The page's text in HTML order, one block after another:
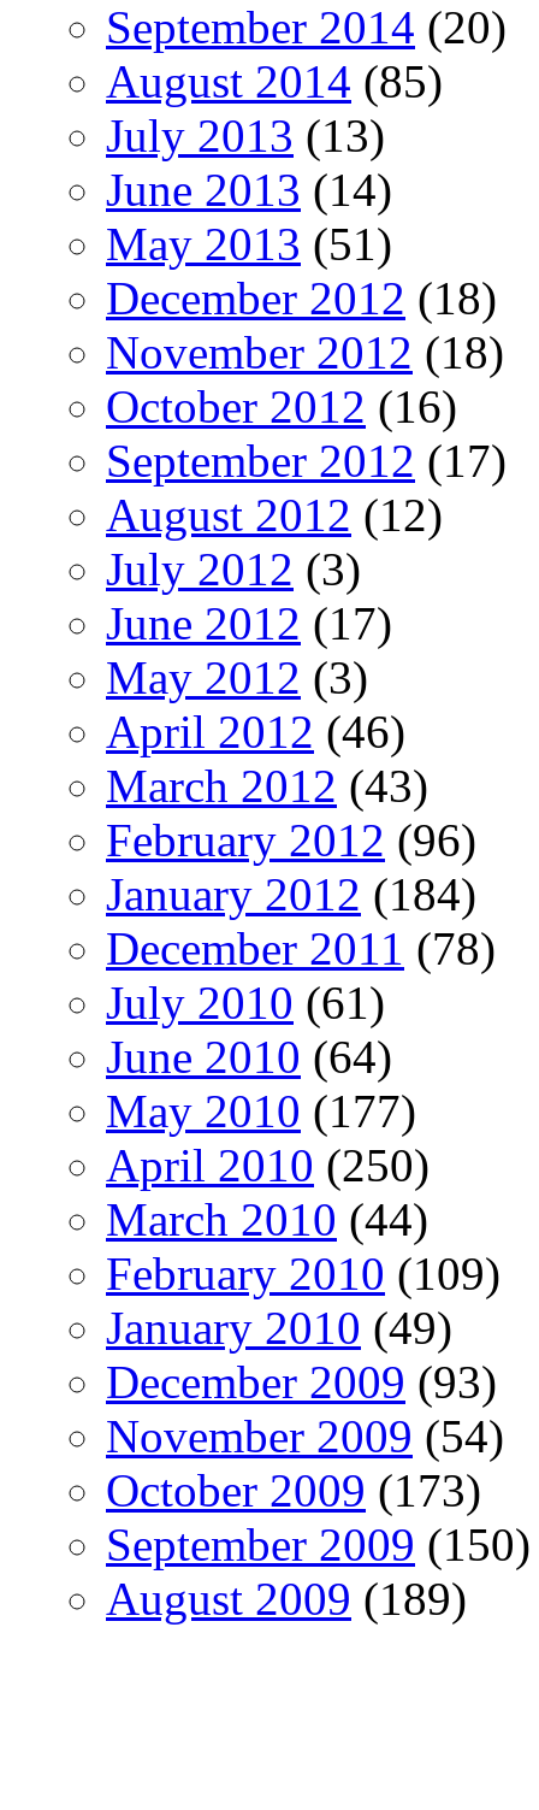
September 2014 (20)
August 2014 (85)
July 2013 (13)
June 2013 (14)
May 2013 (51)
December 2012 (18)
November 2012 (18)
October 2012 (16)
September 2012 (17)
August 2012 (12)
July 2012 (3)
June 2012 (17)
May 2012 (3)
April 2012 (46)
March 2012 (43)
February 2012 (96)
January 2012 (184)
December 2011 (78)
July 2010 (61)
June 2010 (64)
May 2010 (177)
April 2010 (250)
March 2010 (44)
February 2010 (109)
January 2010 (49)
December 2009 (93)
November 2009 (54)
October 2009 (173)
September 2009 (150)
August 2009 (189)